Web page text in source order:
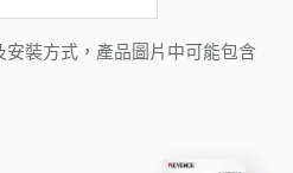
裝方式，產品圖片中可能包含